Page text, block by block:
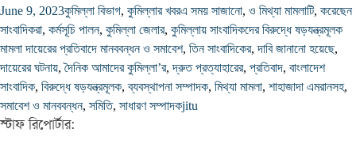
June 9, 2023কুমিল্লা বিভাগ, কুমিল্লার খবরএ সময় সাজানো, ও মিথ্যা মামলাটি, করেছেন
সাংবাদিকরা, কর্মসূচি পালন, কুমিল্লা জেলার, কুমিল্লায় সাংবাদিকদের বিরুদ্ধে ষড়যন্ত্রমূলক
মামলা দায়েরের প্রতিবাদে মানববন্ধন ও সমাবেশ, তিন সাংবাদিকের,দাবি জানানো হয়েছে,
দায়েরের ঘটনায়,দৈনিক আমাদের কুমিল্লা’র,দ্রুত প্রত্যাহারের, প্রতিবাদ, বাংলাদেশ
সাংবাদিক, বিরুদ্ধে ষড়যন্ত্রমূলক,ব্যবস্থাপনা সম্পাদক, মিথ্যা মামলা, শাহাজাদা এমরানসহ,
সমাবেশ ও মানববন্ধন, সমিতি, সাধারণ সম্পাদকjitu
স্টাফ রিপোর্টার: